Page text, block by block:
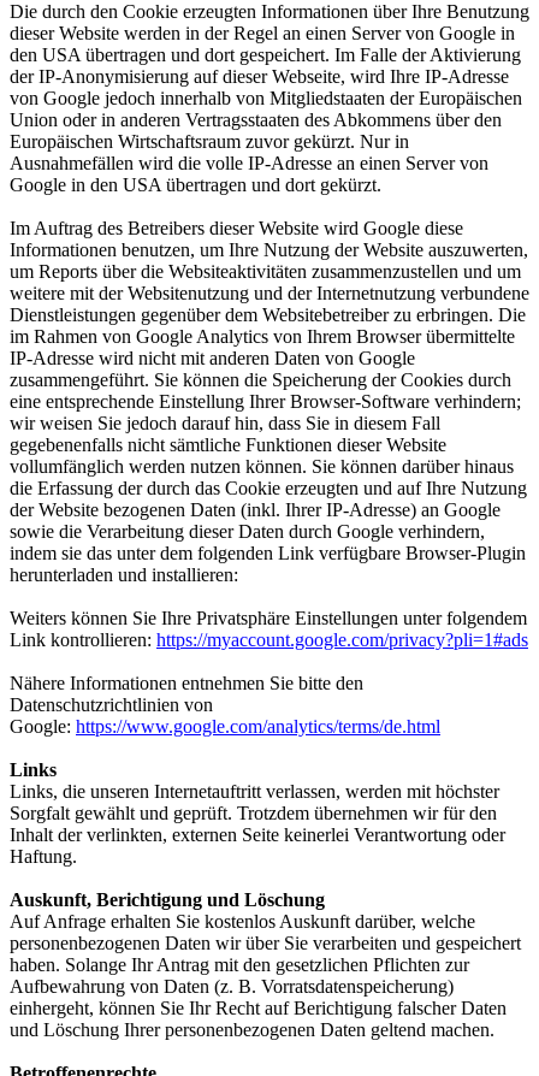
Die durch den Cookie erzeugten Informationen über Ihre Benutzung
dieser Website werden in der Regel an einen Server von Google in
den USA übertragen und dort gespeichert. Im Falle der Aktivierung
der IP-Anonymisierung auf dieser Webseite, wird Ihre IP-Adresse
von Google jedoch innerhalb von Mitgliedstaaten der Europäischen
Union oder in anderen Vertragsstaaten des Abkommens über den
Europäischen Wirtschaftsraum zuvor gekürzt. Nur in
Ausnahmefällen wird die volle IP-Adresse an einen Server von
Google in den USA übertragen und dort gekürzt.
Im Auftrag des Betreibers dieser Website wird Google diese
Informationen benutzen, um Ihre Nutzung der Website auszuwerten,
um Reports über die Websiteaktivitäten zusammenzustellen und um
weitere mit der Websitenutzung und der Internetnutzung verbundene
Dienstleistungen gegenüber dem Websitebetreiber zu erbringen. Die
im Rahmen von Google Analytics von Ihrem Browser übermittelte
IP-Adresse wird nicht mit anderen Daten von Google
zusammengeführt. Sie können die Speicherung der Cookies durch
eine entsprechende Einstellung Ihrer Browser-Software verhindern;
wir weisen Sie jedoch darauf hin, dass Sie in diesem Fall
gegebenenfalls nicht sämtliche Funktionen dieser Website
vollumfänglich werden nutzen können. Sie können darüber hinaus
die Erfassung der durch das Cookie erzeugten und auf Ihre Nutzung
der Website bezogenen Daten (inkl. Ihrer IP-Adresse) an Google
sowie die Verarbeitung dieser Daten durch Google verhindern,
indem sie das unter dem folgenden Link verfügbare Browser-Plugin
herunterladen und installieren:
Weiters können Sie Ihre Privatsphäre Einstellungen unter folgendem
Link kontrollieren: https://myaccount.google.com/privacy?pli=1#ads
Nähere Informationen entnehmen Sie bitte den
Datenschutzrichtlinien von
Google: https://www.google.com/analytics/terms/de.html
Links
Links, die unseren Internetauftritt verlassen, werden mit höchster
Sorgfalt gewählt und geprüft. Trotzdem übernehmen wir für den
Inhalt der verlinkten, externen Seite keinerlei Verantwortung oder
Haftung.
Auskunft, Berichtigung und Löschung
Auf Anfrage erhalten Sie kostenlos Auskunft darüber, welche
personenbezogenen Daten wir über Sie verarbeiten und gespeichert
haben. Solange Ihr Antrag mit den gesetzlichen Pflichten zur
Aufbewahrung von Daten (z. B. Vorratsdatenspeicherung)
einhergeht, können Sie Ihr Recht auf Berichtigung falscher Daten
und Löschung Ihrer personenbezogenen Daten geltend machen.